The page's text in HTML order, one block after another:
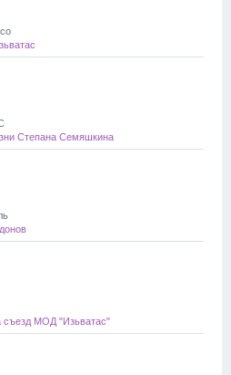
Степана Семяшкина
съезд МОД "Изьватас"